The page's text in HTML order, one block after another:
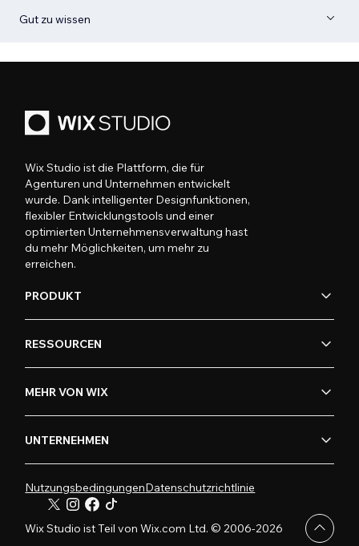
Gut zu wissen
Wix Studio ist die Plattform, die für
Agenturen und Unternehmen entwickelt
wurde. Dank intelligenter Designfunktionen,
flexibler Entwicklungstools und einer
optimierten Unternehmensverwaltung hast
du mehr Möglichkeiten, um mehr zu
erreichen.
PRODUKT
RESSOURCEN
MEHR VON WIX
UNTERNEHMEN
NutzungsbedingungenDatenschutzrichtlinie
Wix Studio ist Teil von Wix.com Ltd. © 2006-2026